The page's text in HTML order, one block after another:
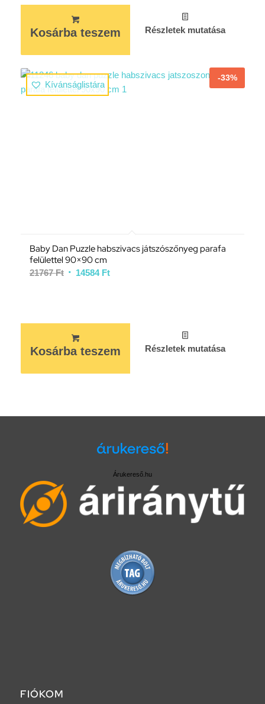
Kosárba teszem Részletek mutatása
Kívánságlistára
-33%
Baby Dan Puzzle habszivacs játszószőnyeg parafa
felülettel 90×90 cm
21767Ft 14584 Ft
Kosárba teszem Részletek mutatása
Árukereső.hu
FIÓKOM